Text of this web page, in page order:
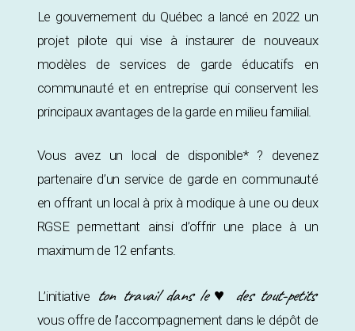
Le gouvernement du Québec a lancé en 2022 un
projet pilote qui vise à instaurer de nouveaux
modèles de services de garde éducatifs en
communauté et en entreprise qui conservent les
principaux avantages de la garde en milieu familial.
Vous avez un local de disponible* ? devenez
partenaire d’un service de garde en communauté
en offrant un local à prix à modique à une ou deux
RGSE permettant ainsi d’offrir une place à un
maximum de 12 enfants.
L’initiative ton travail dans le ♥ des tout-petits
vous offre de l’accompagnement dans le dépôt de